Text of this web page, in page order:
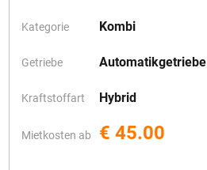
Kategorie Kombi
Getriebe Automatikgetriebe
Kraftstoffart Hybrid
Mietkosten ab € 45.00